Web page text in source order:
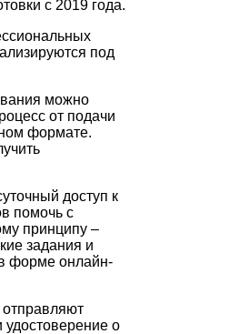
с 2019 года.
под
можно
от подачи
формате.
доступ к
помочь с
принципу –
задания и
форме онлайн-
о